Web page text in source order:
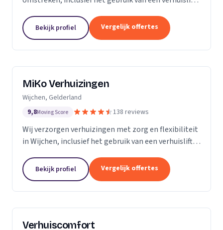
Bekijk profiel Vergelijk offertes
MiKo Verhuizingen
Wijchen, Gelderland
9,8Moving Score 138 reviews
Wij verzorgen verhuizingen met zorg en flexibiliteit
in Wijchen, inclusief het gebruik van een verhuislift
Bekijk profiel Vergelijk offertes
Verhuiscomfort